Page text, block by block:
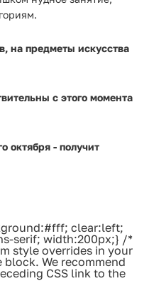
на предметы искусства
с этого момента
октября - получит
clear:left;
serif; width:200px;} /*
style overrides in your
We recommend
CSS link to the